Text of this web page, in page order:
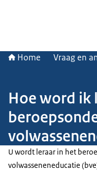
Home Vraag en
Hoe word ik
U wordt leraar in het
volwasseneneducatie